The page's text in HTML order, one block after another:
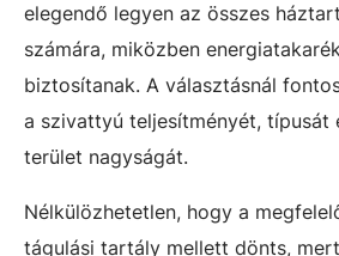
elegendő legyen az összes
számára, miközben
biztosítanak. A választásnál
a szivattyú teljesítményét, típusát
terület nagyságát.
Nélkülözhetetlen, hogy a
tágulási tartály mellett dönts,